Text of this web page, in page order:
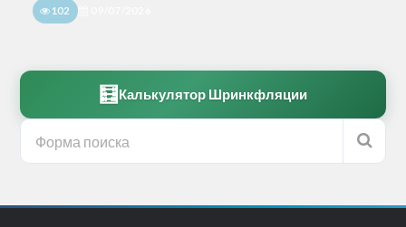
102
🧮 Калькулятор Шринкфляции